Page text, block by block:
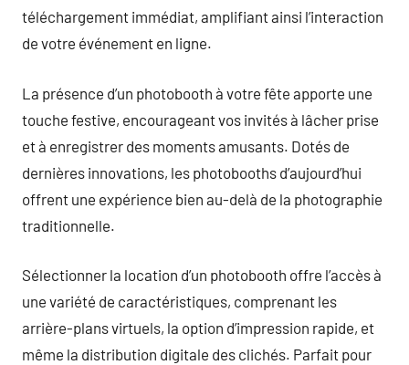
téléchargement immédiat, amplifiant ainsi l’interaction
de votre événement en ligne.
La présence d’un photobooth à votre fête apporte une
touche festive, encourageant vos invités à lâcher prise
et à enregistrer des moments amusants. Dotés de
dernières innovations, les photobooths d’aujourd’hui
offrent une expérience bien au-delà de la photographie
traditionnelle.
Sélectionner la location d’un photobooth offre l’accès à
une variété de caractéristiques, comprenant les
arrière-plans virtuels, la option d’impression rapide, et
même la distribution digitale des clichés. Parfait pour